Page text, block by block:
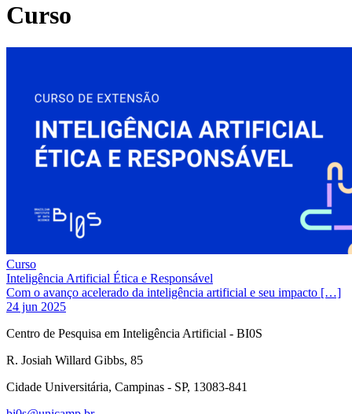
Curso
Curso
Inteligência Artificial Ética e Responsável
Com o avanço acelerado da inteligência artificial e seu impacto […]
24 jun 2025
Centro de Pesquisa em Inteligência Artificial - BI0S
R. Josiah Willard Gibbs, 85
Cidade Universitária, Campinas - SP, 13083-841